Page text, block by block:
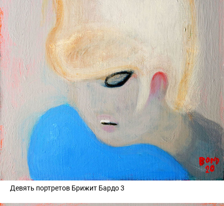
Девять портретов Брижит Бардо 3